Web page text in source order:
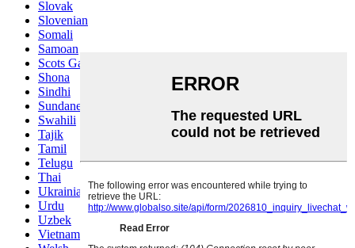
Slovak
Slovenian
Somali
Samoan
Scots Gaelic
Shona
Sindhi
Sundanese
Swahili
Tajik
Tamil
Telugu
Thai
Ukrainian
Urdu
Uzbek
Vietnamese